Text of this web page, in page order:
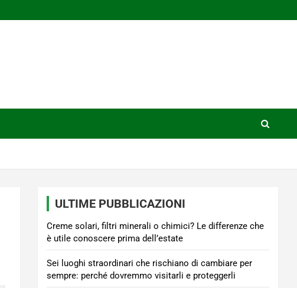
ULTIME PUBBLICAZIONI
Creme solari, filtri minerali o chimici? Le differenze che
è utile conoscere prima dell’estate
Sei luoghi straordinari che rischiano di cambiare per
sempre: perché dovremmo visitarli e proteggerli